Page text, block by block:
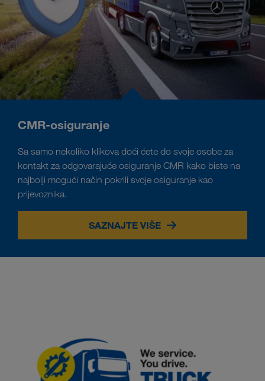
CMR-osiguranje
Sa samo nekoliko klikova doći ćete do svoje osobe za
kontakt za odgovarajuće osiguranje CMR kako biste na
najbolji mogući način pokrili svoje osiguranje kao
prijevoznika.
SAZNAJTE VIŠE